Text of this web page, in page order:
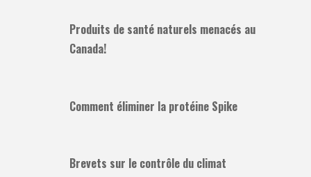
Produits de santé naturels menacés au
Canada!
Comment éliminer la protéine Spike
Brevets sur le contrôle du climat